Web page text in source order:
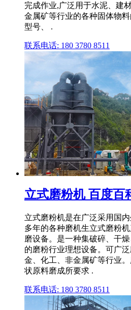
完成作业,广泛用于水泥、建
金属矿等行业的各种固体物
型号、 .
联系电话: 180 3780 8511
立式磨粉机 百度百
立式磨粉机是在广泛采用国
多年的各种磨机生立式磨粉
磨设备。是一种集破碎、干
的磨粉行业理想设备。可广
金、化工、非金属矿等行业
状原料磨成所要求 .
联系电话: 180 3780 8511